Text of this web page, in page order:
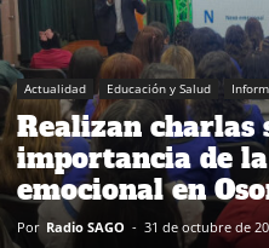
Actualidad Educación y Salud
Realizan charlas
importancia de
emocional en
Por Radio SAGO - 31 de octubre de